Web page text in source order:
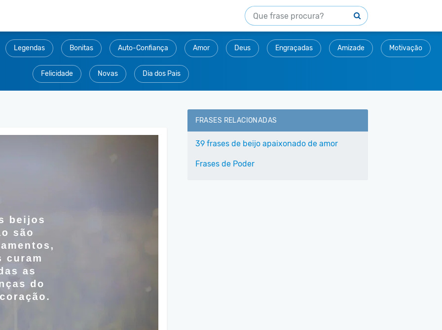
Legendas Bonitas Auto-Confiança Amor Deus Engraçadas Amizade Motivação
Felicidade Novas Dia dos Pais
FRASES RELACIONADAS
39 frases de beijo apaixonado de amor
Frases de Poder